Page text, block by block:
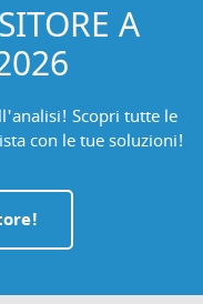
A
Scopri tutte le
con le tue soluzioni!